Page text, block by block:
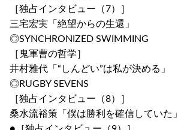
［独占インタビュー（7）］
三宅宏実「絶望からの生還」
◎SYNCHRONIZED SWIMMING
［鬼軍曹の哲学］
井村雅代「“しんどい”は私が決める」
◎RUGBY SEVENS
［独占インタビュー（8）］
桑水流裕策「僕は勝利を確信していた」